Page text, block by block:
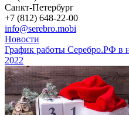
Санкт-Петербург
+7 (812) 648-22-00
info@serebro.mobi
Новости
График работы Серебро.РФ в
2022